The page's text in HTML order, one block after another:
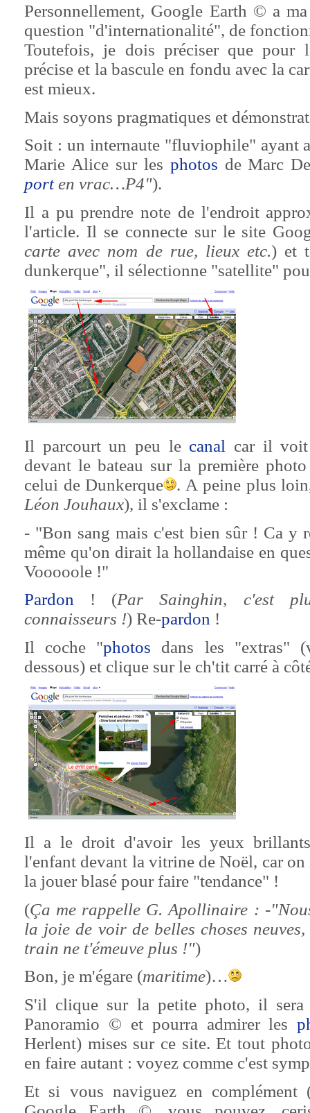
Personnellement, Google Earth © a
question "d'internationalité", de
Toutefois, je dois préciser que pour
précise et la bascule en fondu avec la
est mieux.
Mais soyons pragmatiques et
Soit : un internaute "fluviophile" ayant
Marie Alice sur les photos de Marc
porten vrac…P4").
Il a pu prendre note de l'endroit
l'article. Il se connecte sur le site
carte avec nom de rue, lieux etc.) et
dunkerque", il sélectionne "satellite"
Il parcourt un peu le canal car il
devant le bateau sur la première
celui de Dunkerque
. A peine plus
Léon Jouhaux), il s'exclame :
- "Bon sang mais c'est bien sûr ! Ca y
même qu'on dirait la hollandaise en
Vooooole !"
Pardon ! (Par Sainghin, c'est
connaisseurs !) Re-pardon !
Il coche "photos dans les "extras"
dessous) et clique sur le ch'tit carré à
Il a le droit d'avoir les yeux
l'enfant devant la vitrine de Noël, car on
la jouer blasé pour faire "tendance" !
(Ça me rappelle G. Apollinaire : -
la joie de voir de belles choses
train ne t'émeuve plus !")
Bon, je m'égare (maritime)…
S'il clique sur la petite photo, il
Panoramio © et pourra admirer les
Herlent) mises sur ce site. Et tout
en faire autant : voyez comme c'est
Et si vous naviguez en complément